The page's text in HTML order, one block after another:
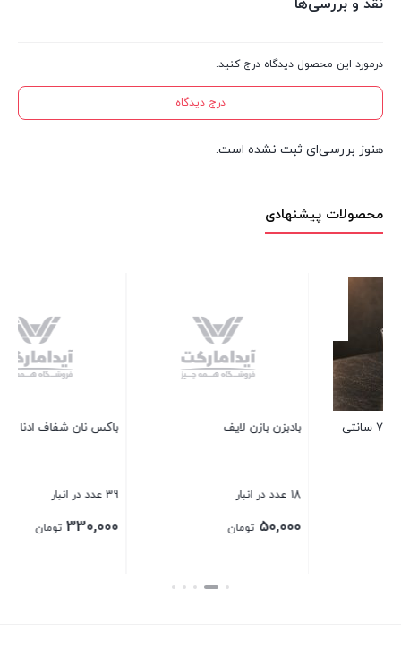
نقد و بررسی‌ها
درمورد این محصول دیدگاه درج کنید.
درج دیدگاه
هنوز بررسی‌ای ثبت نشده است.
محصولات پیشنهادی
باکس نان شفاف ادنا 520
330,000 تومان
قوری پیرکس 1100 میلی
260,000 تومان